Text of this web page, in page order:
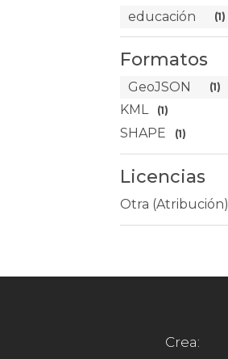
educación (1)
Formatos
GeoJSON (1)
KML (1)
SHAPE (1)
Licencias
Otra (Atribución)
Crea: